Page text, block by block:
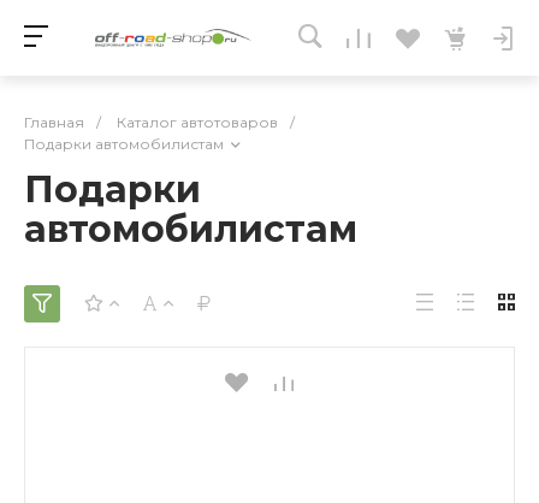
Главная / Каталог автотоваров
/
Подарки автомобилистам
Подарки
автомобилистам